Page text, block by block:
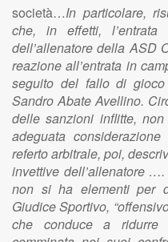
società…In particolare,
che, in effetti,
dell’allenatore della ASD
reazione all’entrata in
seguito del fallo di
Sandro Abate Avellino.
delle sanzioni inflitte,
adeguata
referto arbitrale, poi,
invettive dell’allenatore
non si ha elementi per
Giudice Sportivo,
che conduce a ridurre